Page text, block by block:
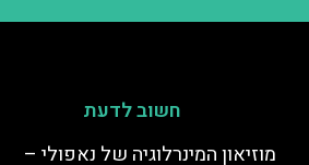
חשוב לדעת
מוזיאון המינרלוגיה של נאפולי –